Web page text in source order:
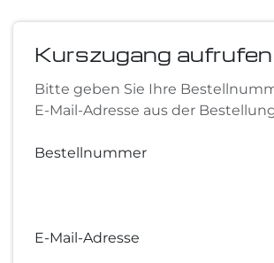
Kurszugang aufrufen
Bitte geben Sie Ihre
E-Mail-Adresse aus der
Bestellnummer
E-Mail-Adresse